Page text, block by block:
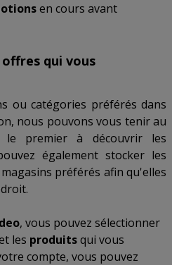
en cours avant
qui vous
ou catégories préférés dans
nous pouvons vous tenir au
premier à découvrir les
également stocker les
préférés afin qu'elles
, vous pouvez sélectionner
les produitsqui vous
compte, vous pouvez